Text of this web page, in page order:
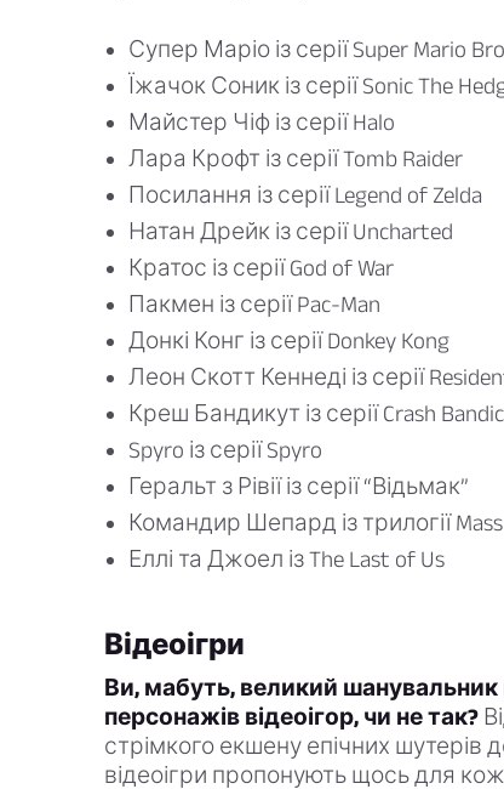
Супер Маріо із серії Super Mario
Їжачок Соник із серії Sonic The
Майстер Чіф із серії Halo
Лара Крофт із серії Tomb Raider
Посилання із серії Legend of Zelda
Натан Дрейк із серії Uncharted
Кратос із серії God of War
Пакмен із серії Pac-Man
Донкі Конг із серії Donkey Kong
Леон Скотт Кеннеді із серії
Креш Бандикут із серії Crash
Spyro із серії Spyro
Геральт з Рівії із серії “Відьмак”
Командир Шепард із трилогії
Еллі та Джоел із The Last of Us
Відеоігри
Ви, мабуть, великий шанувальник
персонажів відеоігор, чи не так?
стрімкого екшену епічних
відеоігри пропонують щось для